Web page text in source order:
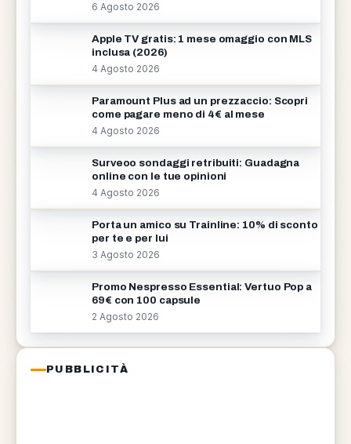
6 Agosto 2026
Apple TV gratis: 1 mese omaggio con MLS
inclusa (2026)
4 Agosto 2026
Paramount Plus ad un prezzaccio: Scopri
come pagare meno di 4€ al mese
4 Agosto 2026
Surveoo sondaggi retribuiti: Guadagna
online con le tue opinioni
4 Agosto 2026
Porta un amico su Trainline: 10% di sconto
per te e per lui
3 Agosto 2026
Promo Nespresso Essential: Vertuo Pop a
69€ con 100 capsule
2 Agosto 2026
PUBBLICITÀ